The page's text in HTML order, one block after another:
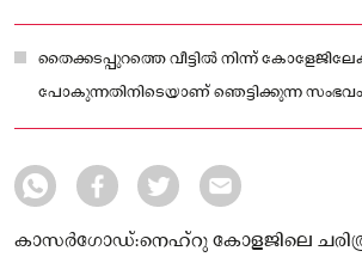
വിഷപ്പാമ്പിനെ കണ്ടെത്തിയത്.
തൈക്കടപ്പുറത്തെ വീട്ടിൽ നിന്ന്
പോകുന്നതിനിടെയാണ് ഞെട്ടിക്കുന്ന സംഭവം
കാസർഗോഡ്:നെഹ്‌റു കോളജിലെ ചരിത്ര